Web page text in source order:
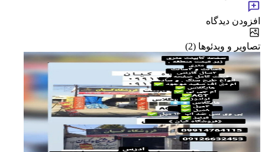
افزودن دیدگاه
تصاویر و ویدئوها (2)